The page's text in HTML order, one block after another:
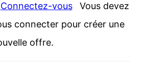
Connectez-vous
connecter pour créer une
offre.